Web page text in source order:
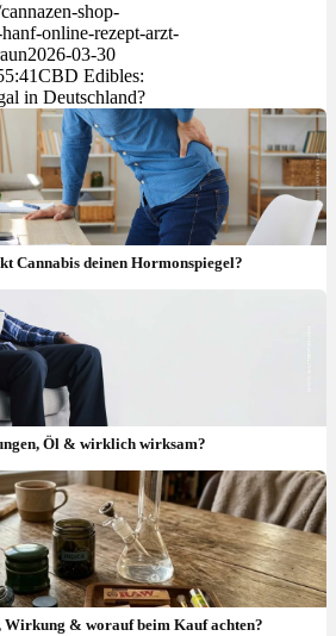
shop-
online-rezept-arzt-
2026-03-30
CBD Edibles:
in Deutschland?
Cannabis deinen Hormonspiegel?
Öl & wirklich wirksam?
& worauf beim Kauf achten?